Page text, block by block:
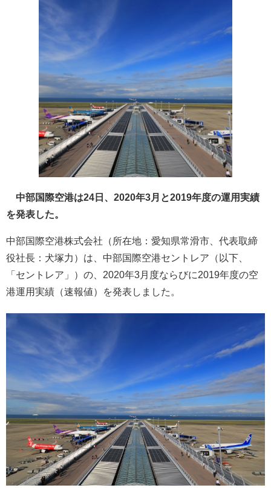
中部国際空港は24日、2020年3月と2019年度の運用実績
を発表した。
中部国際空港株式会社（所在地：愛知県常滑市、代表取締
役社長：犬塚力）は、中部国際空港セントレア（以下、
「セントレア」）の、2020年3月度ならびに2019年度の空
港運用実績（速報値）を発表しました。